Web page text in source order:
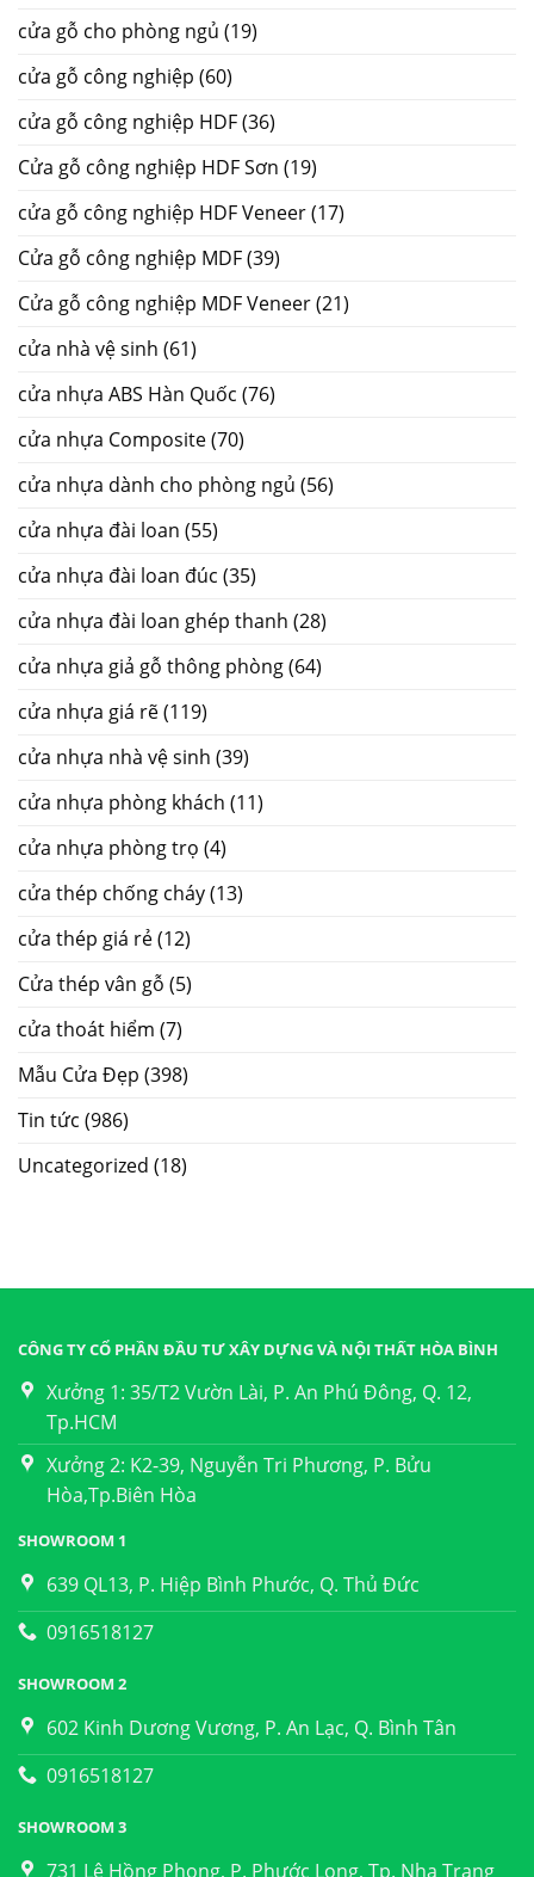
cửa gỗ cho phòng ngủ (19)
cửa gỗ công nghiệp (60)
cửa gỗ công nghiệp HDF(36)
Cửa gỗ công nghiệp HDF Sơn (19)
cửa gỗ công nghiệp HDF Veneer(17)
Cửa gỗ công nghiệp MDF(39)
Cửa gỗ công nghiệp MDF Veneer(21)
cửa nhà vệ sinh (61)
cửa nhựa ABS Hàn Quốc (76)
cửa nhựa Composite(70)
cửa nhựa dành cho phòng ngủ (56)
cửa nhựa đài loan (55)
cửa nhựa đài loan đúc (35)
cửa nhựa đài loan ghép thanh (28)
cửa nhựa giả gỗ thông phòng(64)
cửa nhựa giá rẽ(119)
cửa nhựa nhà vệ sinh (39)
cửa nhựa phòng khách (11)
cửa nhựa phòng trọ (4)
cửa thép chống cháy(13)
cửa thép giá rẻ(12)
Cửa thép vân gỗ (5)
cửa thoát hiểm (7)
Mẫu Cửa Đẹp (398)
Tin tức (986)
Uncategorized (18)
CÔNG TY CỔ PHẦN ĐẦU TƯ XÂY DỰNG VÀ NỘI THẤT HÒA BÌNH
Xưởng 1: 35/T2 Vườn Lài, P. An Phú Đông, Q. 12,
Tp.HCM
Xưởng 2: K2-39, Nguyễn Tri Phương, P. Bửu
Hòa,Tp.Biên Hòa
SHOWROOM 1
639 QL13, P. Hiệp Bình Phước, Q. Thủ Đức
0916518127
SHOWROOM 2
602 Kinh Dương Vương, P. An Lạc, Q. Bình Tân
0916518127
SHOWROOM 3
731 Lê Hồng Phong, P. Phước Long, Tp. Nha Trang